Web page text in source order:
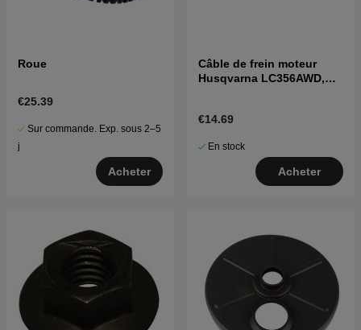
Roue
€25.39
Sur commande. Exp. sous 2–5
j
Acheter
Câble de frein moteur
Husqvarna LC356AWD,
€14.69
En stock
Acheter